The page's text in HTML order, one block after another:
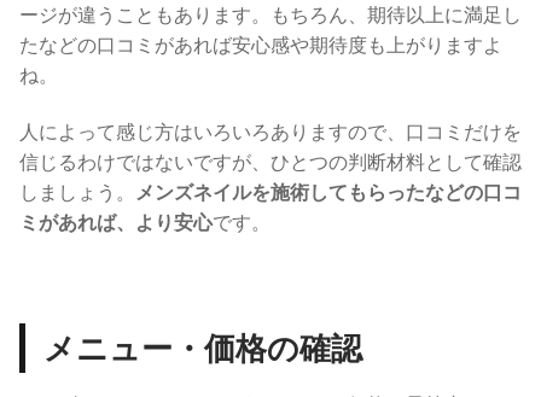
ージが違うこともあります。もちろん、期待以上に満足し
たなどの口コミがあれば安心感や期待度も上がりますよ
ね。
人によって感じ方はいろいろありますので、口コミだけを
信じるわけではないですが、ひとつの判断材料として確認
しましょう。 メンズネイルを施術してもらったなどの口コ
ミがあれば、より安心です。
メニュー・価格の確認